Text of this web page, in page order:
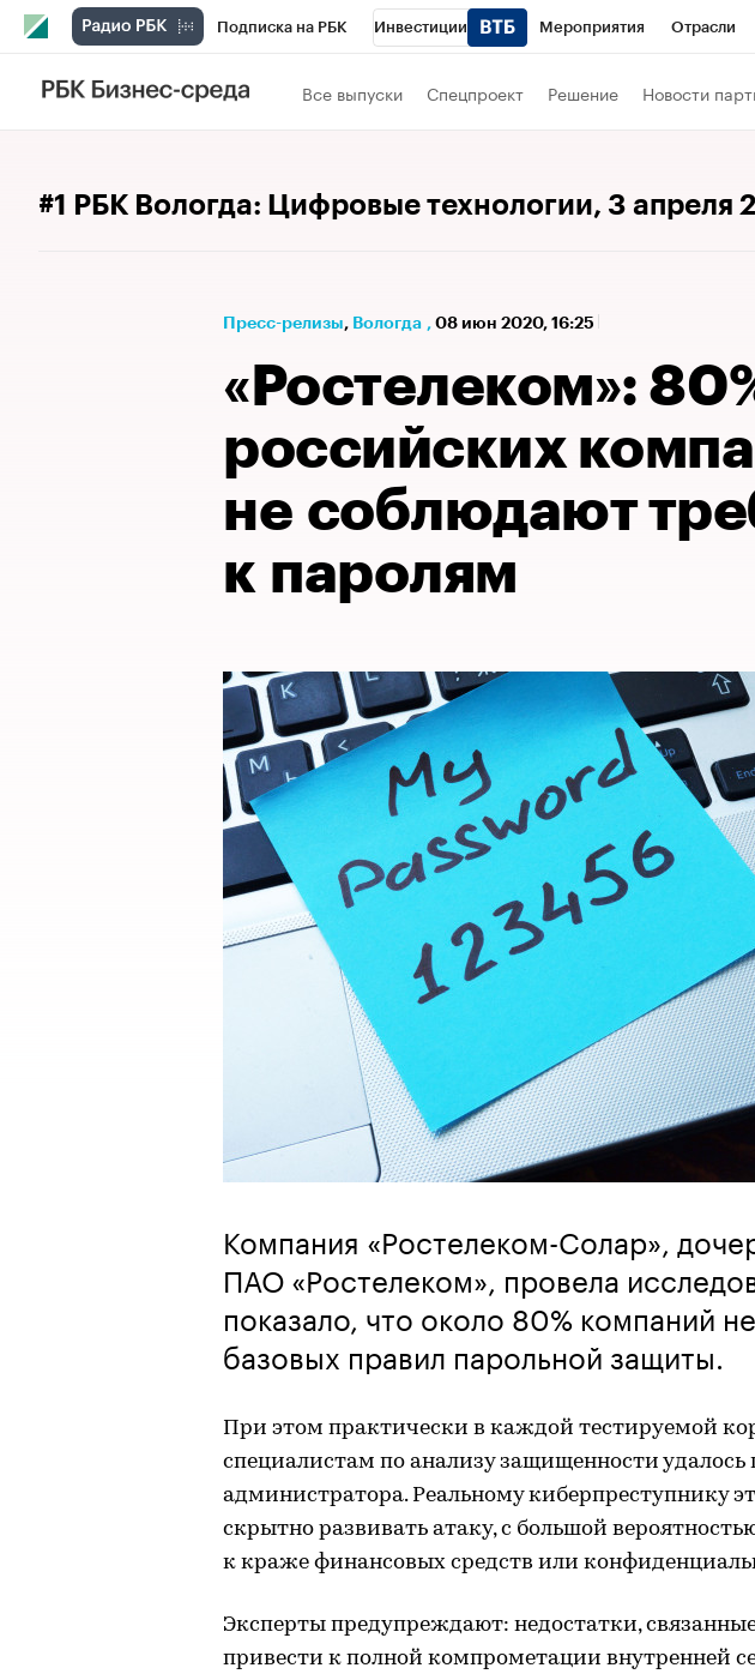
Подписка на РБК Инвестиции Мероприятия Отрасли
РБК Вино Все выпуски Спецпроект Решение Новости
#1 РБК Вологда: Цифровые технологии, 3 апреля
Пресс-релизы⁠, Вологда , 08 июн 2020, 16:25
«Ростелеком»:
российских
не соблюдают
к паролям
Компания «Ростелеком-Солар»,
ПАО «Ростелеком», провела
показало, что около 80% компаний
базовых правил парольной защиты.
При этом практически в каждой тестируемой
специалистам по анализу защищенности удалось
администратора. Реальному киберпреступнику
скрытно развивать атаку, с большой
к краже финансовых средств или
Эксперты предупреждают: недостатки,
привести к полной компрометации внутренней